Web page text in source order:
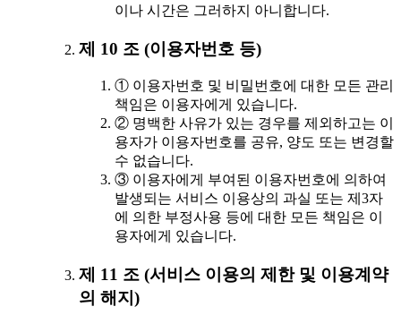
이나 시간은 그러하지 아니합니다.
제 10 조 (이용자번호 등)
① 이용자번호 및 비밀번호에 대한 모든 관리
책임은 이용자에게 있습니다.
② 명백한 사유가 있는 경우를 제외하고는 이
용자가 이용자번호를 공유, 양도 또는 변경할
수 없습니다.
③ 이용자에게 부여된 이용자번호에 의하여
발생되는 서비스 이용상의 과실 또는 제3자
에 의한 부정사용 등에 대한 모든 책임은 이
용자에게 있습니다.
제 11 조 (서비스 이용의 제한 및 이용계약
의 해지)